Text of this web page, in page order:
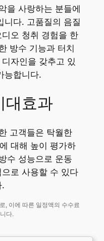
을 사랑하는 분들에
니다. 고품질의 음질
오 청취 경험을 한
방수 기능과 터치
자인을 갖추고 있
능합니다.
대효과
고객들은 탁월한
대해 높이 평가하
수 성능으로 운동
로 사용할 수 있다
.
, 이에 따른 일정액의 수수료
다.